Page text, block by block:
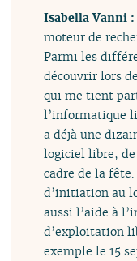
Isabella Vanni
moteur de
Parmi les
découvrir lors
qui me tient
l’informatique
a déjà une
logiciel libre,
cadre de la
d’initiation au
aussi l’aide à
d’exploitation
exemple le 15